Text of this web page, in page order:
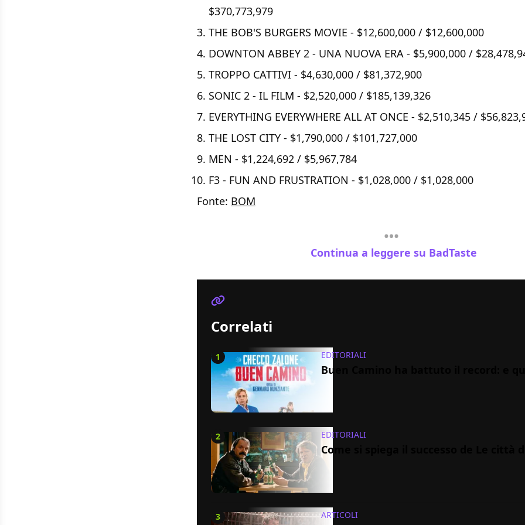
$370,773,979
THE BOB'S BURGERS MOVIE - $12,600,000 / $12,600,000
DOWNTON ABBEY 2 - UNA NUOVA ERA - $5,900,000 /
TROPPO CATTIVI - $4,630,000 / $81,372,900
SONIC 2 - IL FILM - $2,520,000 / $185,139,326
EVERYTHING EVERYWHERE ALL AT ONCE - $2,510,345 /
THE LOST CITY - $1,790,000 / $101,727,000
MEN - $1,224,692 / $5,967,784
F3 - FUN AND FRUSTRATION - $1,028,000 / $1,028,000
Fonte: BOM
Continua a leggere su BadTaste
Correlati
1 EDITORIALI
Buen Camino ha battuto il record: e
2 EDITORIALI
Come si spiega il successo de Le città
3 ARTICOLI